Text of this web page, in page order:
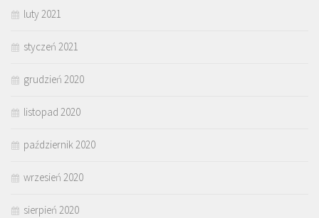
luty 2021
styczeń 2021
grudzień 2020
listopad 2020
październik 2020
wrzesień 2020
sierpień 2020